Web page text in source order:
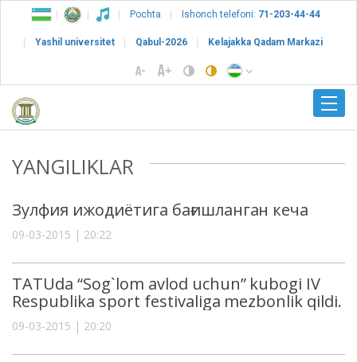
Pochta Ishonch telefoni: 71-203-44-44
Yashil universitet Qabul-2026 Kelajakka Qadam Markazi
YANGILIKLAR
Зулфия ижодиётига бағишланган кеча
09-03-2015 | 20:22
TATUda “Sog`lom avlod uchun” kubogi IV
Respublika sport festivaliga mezbonlik qildi.
09-03-2015 | 20:20